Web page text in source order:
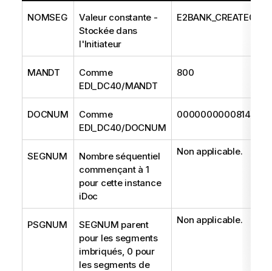
NOMSEG
Valeur constante -
Stockée dans
l'Initiateur
E2BANK_CREATE001
MANDT
Comme
EDI_DC40/MANDT
800
DOCNUM
Comme
EDI_DC40/DOCNUM
0000000000814490
SEGNUM
Nombre séquentiel
commençant à 1
pour cette instance
iDoc
Non applicable.
PSGNUM
SEGNUM parent
pour les segments
imbriqués, 0 pour
les segments de
Non applicable.